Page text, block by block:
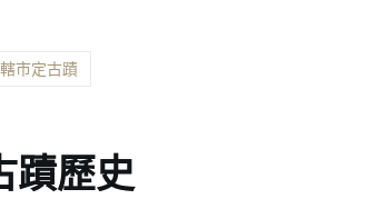
市定古蹟
蹟歷史